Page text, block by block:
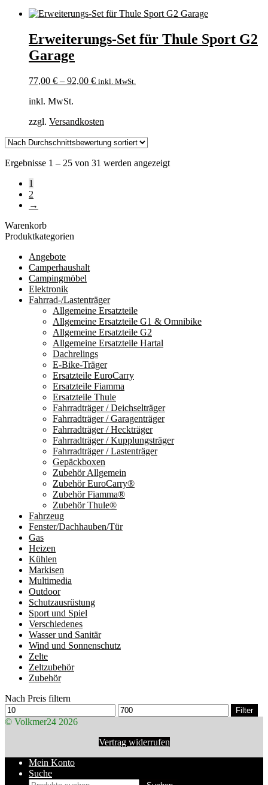
Erweiterungs-Set für Thule Sport G2
Garage
77,00 € – 92,00 € inkl. MwSt.
inkl. MwSt.
zzgl. Versandkosten
Ergebnisse 1 – 25 von 31 werden angezeigtNach
1
2
→
Warenkorb
Produktkategorien
Angebote
Camperhaushalt
Campingmöbel
Elektronik
Fahrrad-/Lastenträger
Allgemeine Ersatzteile
Allgemeine Ersatzteile G1 & Omnibike
Allgemeine Ersatzteile G2
Allgemeine Ersatzteile Hartal
Dachrelings
E-Bike-Träger
Ersatzteile EuroCarry
Ersatzteile Fiamma
Ersatzteile Thule
Fahrradträger / Deichselträger
Fahrradträger / Garagenträger
Fahrradträger / Heckträger
Fahrradträger / Kupplungsträger
Fahrradträger / Lastenträger
Gepäckboxen
Zubehör Allgemein
Zubehör EuroCarry®
Zubehör Fiamma®
Zubehör Thule®
Fahrzeug
Fenster/Dachhauben/Tür
Gas
Heizen
Kühlen
Markisen
Multimedia
Outdoor
Schutzausrüstung
Sport und Spiel
Verschiedenes
Wasser und Sanitär
Wind und Sonnenschutz
Zelte
Zeltzubehör
Zubehör
Nach Preis filtern
Min.
Preis
Max.
Preis
Filter
© Volkmer24 2026
Vertrag widerrufen
Mein Konto
Suche